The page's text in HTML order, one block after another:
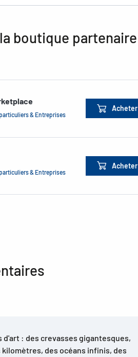
boutique partenaire
& Entreprises
Acheter
& Entreprises
Acheter
: des crevasses gigantesques,
des océans infinis, des